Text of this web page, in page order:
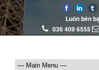
Luôn bên
036 409 6555